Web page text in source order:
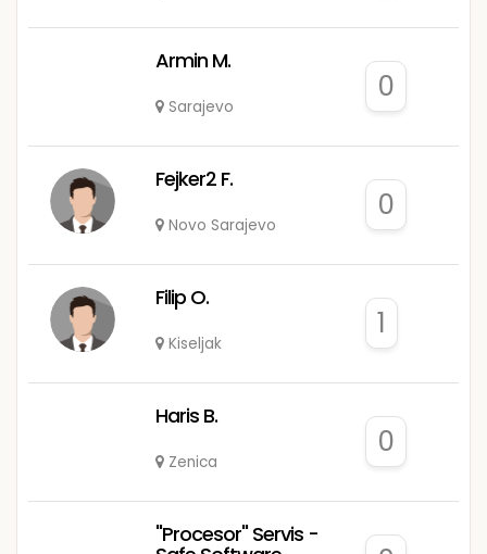
Armin M.
Sarajevo
0
Fejker2 F.
Novo Sarajevo
0
Filip O.
Kiseljak
1
Haris B.
Zenica
0
"Procesor" Servis -